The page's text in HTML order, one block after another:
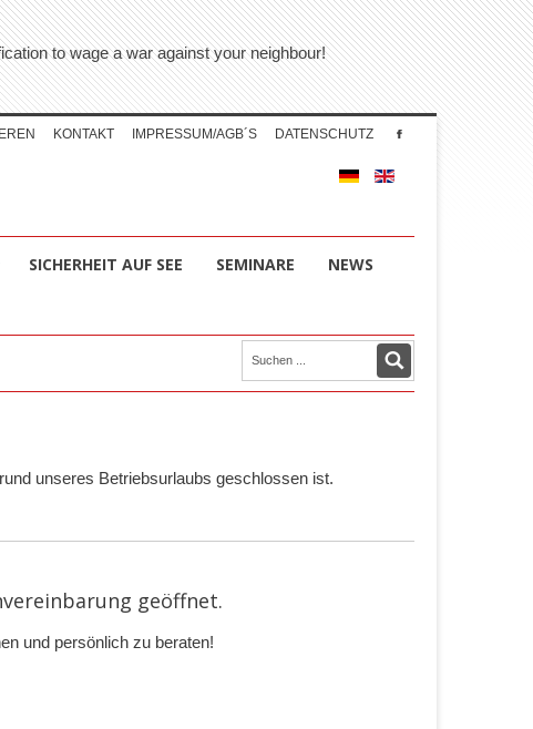
to wage a war against your neighbour!
KONTAKT IMPRESSUM/AGB´S DATENSCHUTZ
SICHERHEIT AUF SEE SEMINARE NEWS
unseres Betriebsurlaubs geschlossen ist.
geöffnet.
und persönlich zu beraten!